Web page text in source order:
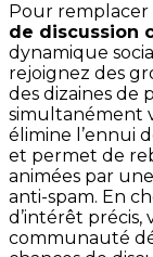
Pour remplacer
de discussion
dynamique
rejoignez des
des dizaines de
simultanément
élimine l’ennui
et permet de
animées par
anti-spam. En
d’intérêt précis,
communauté